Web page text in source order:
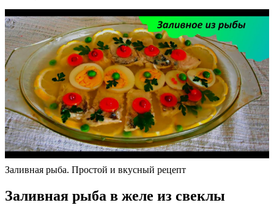
Заливная рыба. Простой и вкусный рецепт
Заливная рыба в желе из свеклы